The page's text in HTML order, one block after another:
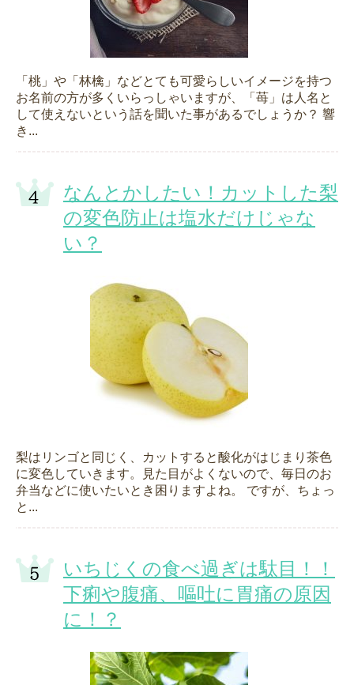
「桃」や「林檎」などとても可愛らしいイメージを持つ
お名前の方が多くいらっしゃいますが、「苺」は人名と
して使えないという話を聞いた事があるでしょうか？ 響
き...
なんとかしたい！カットした梨
の変色防止は塩水だけじゃな
い？
梨はリンゴと同じく、カットすると酸化がはじまり茶色
に変色していきます。見た目がよくないので、毎日のお
弁当などに使いたいとき困りますよね。 ですが、ちょっ
と...
いちじくの食べ過ぎは駄目！！
下痢や腹痛、嘔吐に胃痛の原因
に！？